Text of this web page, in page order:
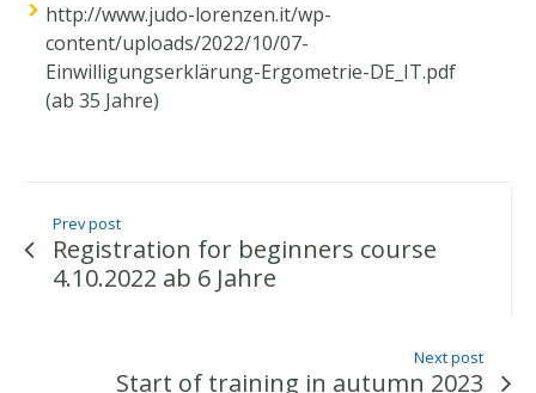
http://www.judo-lorenzen.it/wp-
content/uploads/2022/10/07-
Einwilligungserklärung-Ergometrie-DE_IT.pdf
(ab 35 Jahre)
Prev post
Registration for beginners course
4.10.2022 ab 6 Jahre
Next post
Start of training in autumn 2023